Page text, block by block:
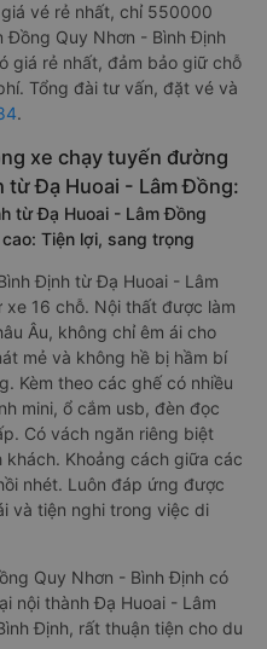
vé rẻ nhất, chỉ 550000
Quy Nhơn - Bình Định
giá rẻ nhất, đảm bảo giữ chỗ
Tổng đài tư vấn, đặt vé và
.
xe chạy tuyến đường
từ Đạ Huoai - Lâm Đồng:
từ Đạ Huoai - Lâm Đồng
Tiện lợi, sang trọng
Định từ Đạ Huoai - Lâm
16 chỗ. Nội thất được làm
Âu, không chỉ êm ái cho
mẻ và không hề bị hầm bí
Kèm theo các ghế có nhiều
mini, ổ cắm usb, đèn đọc
Có vách ngăn riêng biệt
Khoảng cách giữa các
nhét. Luôn đáp ứng được
và tiện nghi trong việc di
Quy Nhơn - Bình Định có
nội thành Đạ Huoai - Lâm
Định, rất thuận tiện cho du